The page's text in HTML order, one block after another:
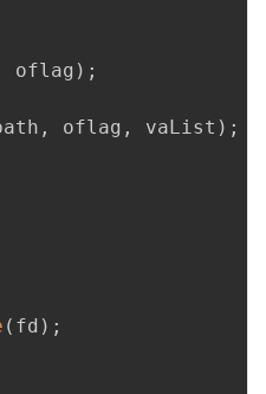
oflag ) ;
, oflag , vaList ) ;
( fd ) ;